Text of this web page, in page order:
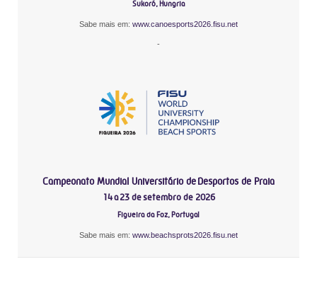
Sukoró, Hungria
Sabe mais em: www.canoesports2026.fisu.net
-
Campeonato Mundial Universitário de Desportos de Praia
14 a 23 de setembro de 2026
Figueira da Foz, Portugal
Sabe mais em: www.beachsprots2026.fisu.net